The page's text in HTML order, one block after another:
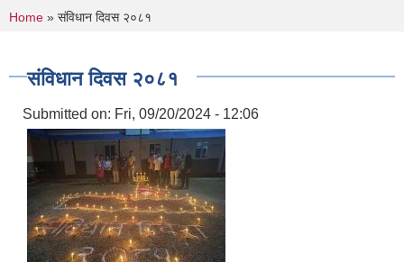
You are here
Home » संविधान दिवस २०८१
संविधान दिवस २०८१
Submitted on: Fri, 09/20/2024 - 12:06